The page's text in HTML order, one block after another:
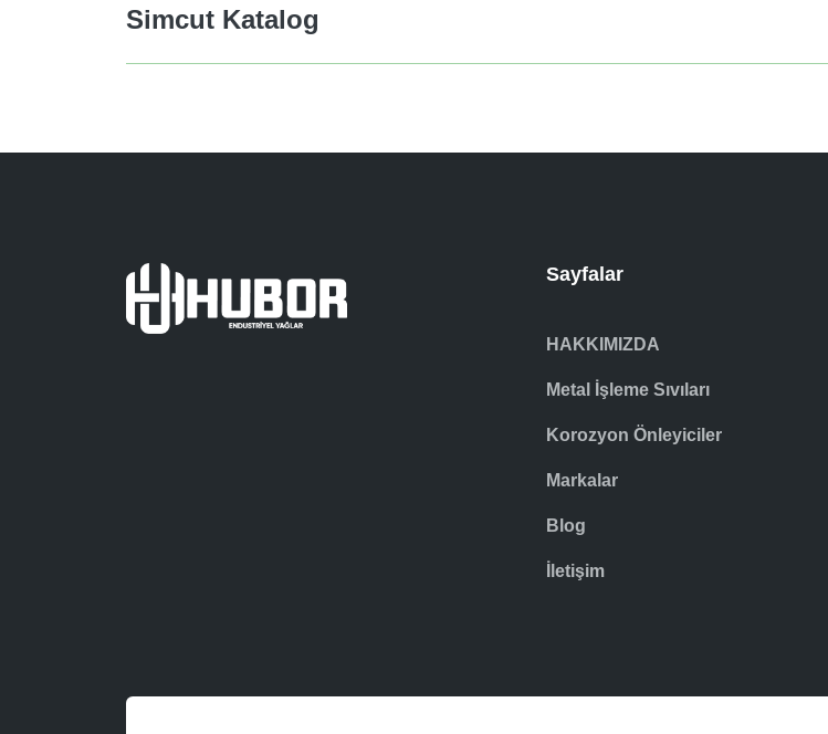
Simcut Katalog
Sayfalar
HAKKIMIZDA
Metal İşleme Sıvıları
Korozyon Önleyiciler
Markalar
Blog
İletişim